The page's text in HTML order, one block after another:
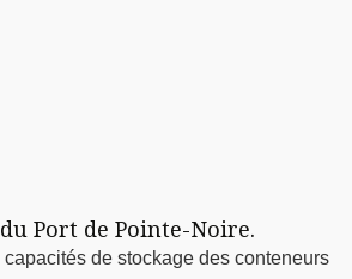
Port de Pointe-Noire.
de stockage des conteneurs